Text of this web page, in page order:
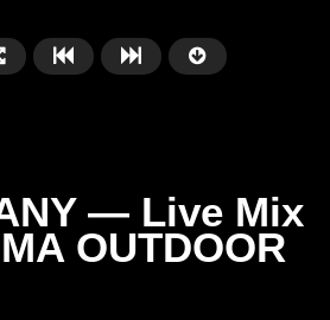
— Live Mix
OUTDOOR